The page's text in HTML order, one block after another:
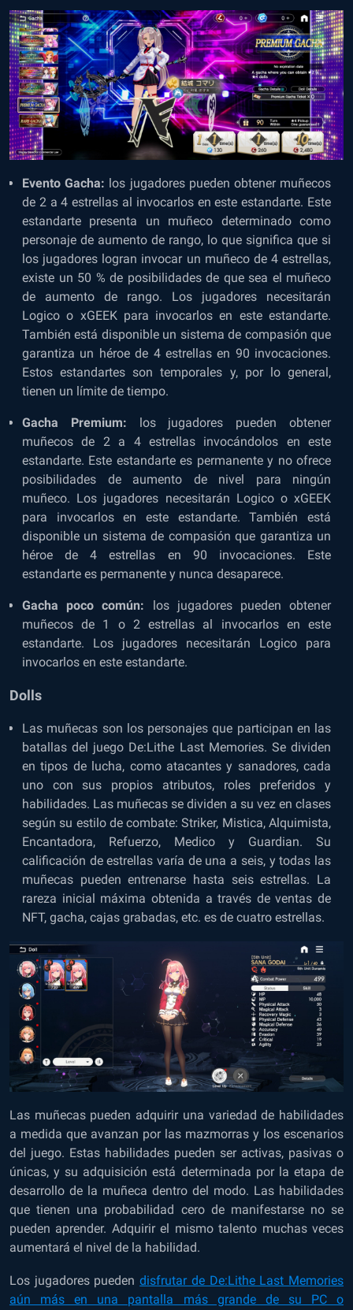
Evento Gacha: los jugadores pueden obtener muñecos
de 2 a 4 estrellas al invocarlos en este estandarte. Este
estandarte presenta un muñeco determinado como
personaje de aumento de rango, lo que significa que si
los jugadores logran invocar un muñeco de 4 estrellas,
existe un 50 % de posibilidades de que sea el muñeco
de aumento de rango. Los jugadores necesitarán
Logico o xGEEK para invocarlos en este estandarte.
También está disponible un sistema de compasión que
garantiza un héroe de 4 estrellas en 90 invocaciones.
Estos estandartes son temporales y, por lo general,
tienen un límite de tiempo.
Gacha Premium: los jugadores pueden obtener
muñecos de 2 a 4 estrellas invocándolos en este
estandarte. Este estandarte es permanente y no ofrece
posibilidades de aumento de nivel para ningún
muñeco. Los jugadores necesitarán Logico o xGEEK
para invocarlos en este estandarte. También está
disponible un sistema de compasión que garantiza un
héroe de 4 estrellas en 90 invocaciones. Este
estandarte es permanente y nunca desaparece.
Gacha poco común: los jugadores pueden obtener
muñecos de 1 o 2 estrellas al invocarlos en este
estandarte. Los jugadores necesitarán Logico para
invocarlos en este estandarte.
Dolls
Las muñecas son los personajes que participan en las
batallas del juego De:Lithe Last Memories. Se dividen
en tipos de lucha, como atacantes y sanadores, cada
uno con sus propios atributos, roles preferidos y
habilidades. Las muñecas se dividen a su vez en clases
según su estilo de combate: Striker, Mistica, Alquimista,
Encantadora, Refuerzo, Medico y Guardian. Su
calificación de estrellas varía de una a seis, y todas las
muñecas pueden entrenarse hasta seis estrellas. La
rareza inicial máxima obtenida a través de ventas de
NFT, gacha, cajas grabadas, etc. es de cuatro estrellas.
Las muñecas pueden adquirir una variedad de habilidades
a medida que avanzan por las mazmorras y los escenarios
del juego. Estas habilidades pueden ser activas, pasivas o
únicas, y su adquisición está determinada por la etapa de
desarrollo de la muñeca dentro del modo. Las habilidades
que tienen una probabilidad cero de manifestarse no se
pueden aprender. Adquirir el mismo talento muchas veces
aumentará el nivel de la habilidad.
Los jugadores puedendisfrutar de De:Lithe Last Memories
aún más en una pantalla más grande de su PC o